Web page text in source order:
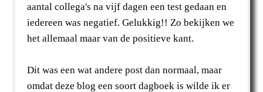
aantal collega's na vijf dagen een test gedaan en
iedereen was negatief. Gelukkig!! Zo bekijken we
het allemaal maar van de positieve kant.
Dit was een wat andere post dan normaal, maar
omdat deze blog een soort dagboek is wilde ik er